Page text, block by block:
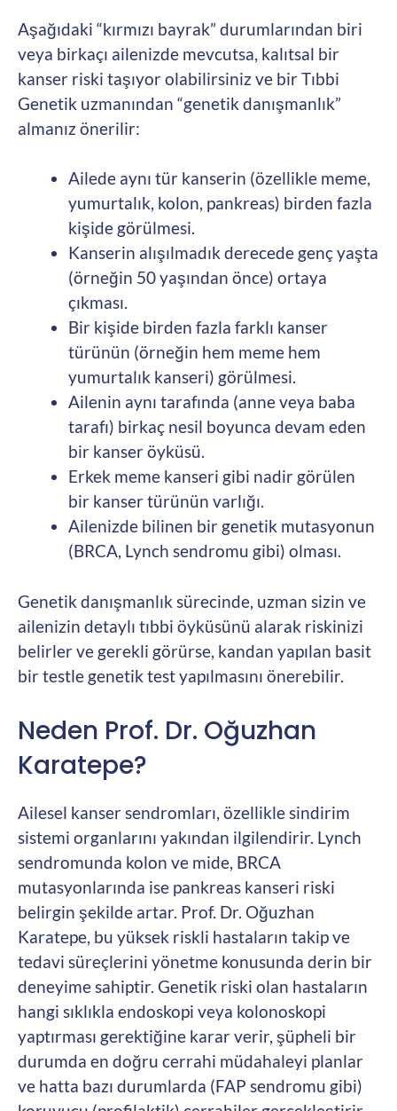
Aşağıdaki “kırmızı bayrak” durumlarından biri
veya birkaçı ailenizde mevcutsa, kalıtsal bir
kanser riski taşıyor olabilirsiniz ve bir Tıbbi
Genetik uzmanından “genetik danışmanlık”
almanız önerilir:
Ailede aynı tür kanserin (özellikle meme,
yumurtalık, kolon, pankreas) birden fazla
kişide görülmesi.
Kanserin alışılmadık derecede genç yaşta
(örneğin 50 yaşından önce) ortaya
çıkması.
Bir kişide birden fazla farklı kanser
türünün (örneğin hem meme hem
yumurtalık kanseri) görülmesi.
Ailenin aynı tarafında (anne veya baba
tarafı) birkaç nesil boyunca devam eden
bir kanser öyküsü.
Erkek meme kanseri gibi nadir görülen
bir kanser türünün varlığı.
Ailenizde bilinen bir genetik mutasyonun
(BRCA, Lynch sendromu gibi) olması.
Genetik danışmanlık sürecinde, uzman sizin ve
ailenizin detaylı tıbbi öyküsünü alarak riskinizi
belirler ve gerekli görürse, kandan yapılan basit
bir testle genetik test yapılmasını önerebilir.
Neden Prof. Dr. Oğuzhan
Karatepe?
Ailesel kanser sendromları, özellikle sindirim
sistemi organlarını yakından ilgilendirir. Lynch
sendromunda kolon ve mide, BRCA
mutasyonlarında ise pankreas kanseri riski
belirgin şekilde artar. Prof. Dr. Oğuzhan
Karatepe, bu yüksek riskli hastaların takip ve
tedavi süreçlerini yönetme konusunda derin bir
deneyime sahiptir. Genetik riski olan hastaların
hangi sıklıkla endoskopi veya kolonoskopi
yaptırması gerektiğine karar verir, şüpheli bir
durumda en doğru cerrahi müdahaleyi planlar
ve hatta bazı durumlarda (FAP sendromu gibi)